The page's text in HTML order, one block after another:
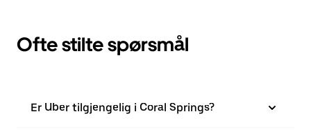
Ofte stilte spørsmål
Er Uber tilgjengelig i Coral Springs?